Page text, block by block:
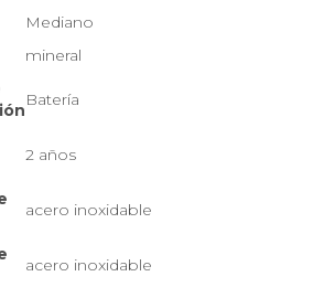
Mediano
mineral
Batería
2 años
acero inoxidable
acero inoxidable